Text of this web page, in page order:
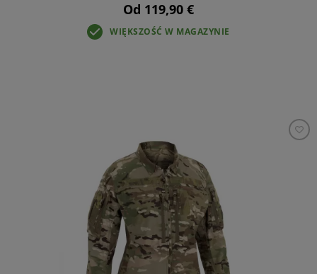
Od 119,90 €
WIĘKSZOŚĆ W MAGAZYNIE